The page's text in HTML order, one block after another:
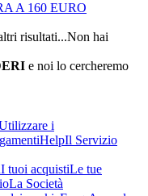
A 160 EURO
risultati...Non hai
e noi lo cercheremo
i
HelpIl Servizio
I tuoi acquistiLe tue
La Società